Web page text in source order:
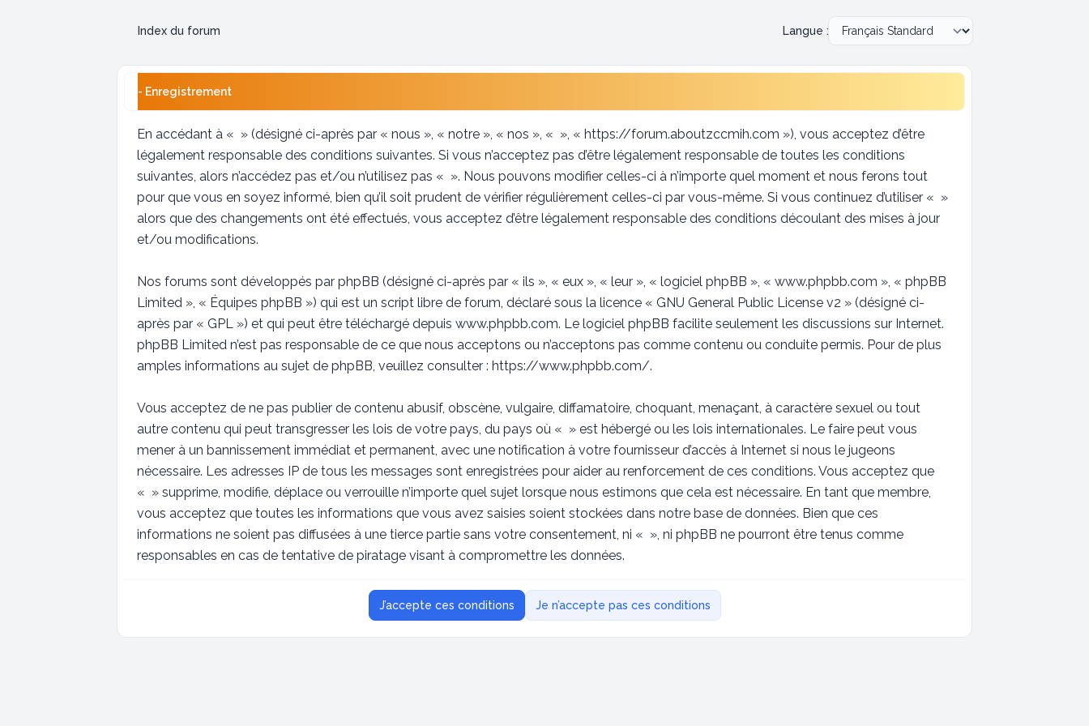
Index du forum Langue :
- Enregistrement
En accédant à « » (désigné ci-après par « nous », « notre », « nos », « », « https://forum.aboutzccmih.com »), vous acceptez d’être
légalement responsable des conditions suivantes. Si vous n’acceptez pas d’être légalement responsable de toutes les conditions
suivantes, alors n’accédez pas et/ou n’utilisez pas « ». Nous pouvons modifier celles-ci à n’importe quel moment et nous ferons tout
pour que vous en soyez informé, bien qu’il soit prudent de vérifier régulièrement celles-ci par vous-même. Si vous continuez d’utiliser « »
alors que des changements ont été effectués, vous acceptez d’être légalement responsable des conditions découlant des mises à jour
et/ou modifications.
Nos forums sont développés par phpBB (désigné ci-après par « ils », « eux », « leur », « logiciel phpBB », « www.phpbb.com », « phpBB
Limited », « Équipes phpBB ») qui est un script libre de forum, déclaré sous la licence « GNU General Public License v2 » (désigné ci-
après par « GPL ») et qui peut être téléchargé depuis www.phpbb.com. Le logiciel phpBB facilite seulement les discussions sur Internet.
phpBB Limited n’est pas responsable de ce que nous acceptons ou n’acceptons pas comme contenu ou conduite permis. Pour de plus
amples informations au sujet de phpBB, veuillez consulter : https://www.phpbb.com/.
Vous acceptez de ne pas publier de contenu abusif, obscène, vulgaire, diffamatoire, choquant, menaçant, à caractère sexuel ou tout
autre contenu qui peut transgresser les lois de votre pays, du pays où « » est hébergé ou les lois internationales. Le faire peut vous
mener à un bannissement immédiat et permanent, avec une notification à votre fournisseur d’accès à Internet si nous le jugeons
nécessaire. Les adresses IP de tous les messages sont enregistrées pour aider au renforcement de ces conditions. Vous acceptez que
« » supprime, modifie, déplace ou verrouille n’importe quel sujet lorsque nous estimons que cela est nécessaire. En tant que membre,
vous acceptez que toutes les informations que vous avez saisies soient stockées dans notre base de données. Bien que ces
informations ne soient pas diffusées à une tierce partie sans votre consentement, ni « », ni phpBB ne pourront être tenus comme
responsables en cas de tentative de piratage visant à compromettre les données.
J’accepte ces conditions Je n’accepte pas ces conditions